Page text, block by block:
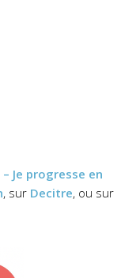
Je progresse en
, sur Decitre, ou sur